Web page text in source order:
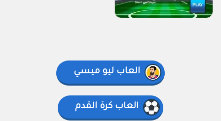
العاب ليو ميسي
العاب كرة القدم